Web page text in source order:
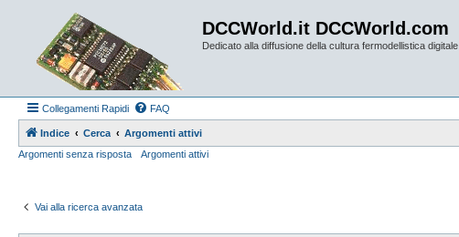
DCCWorld.it DCCWorld.com
Dedicato alla diffusione della cultura fermodellistica digitale.
Collegamenti Rapidi FAQ
Indice Cerca
Argomenti attivi
Argomenti senza risposta
Argomenti attivi
Vai alla ricerca avanzata